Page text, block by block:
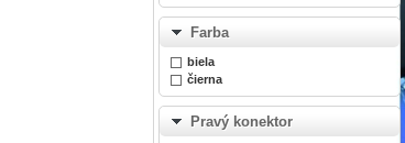
Farba
biela
čierna
Pravý konektor